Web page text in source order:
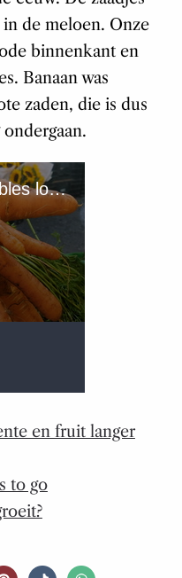
de meloen. Onze
binnenkant en
Banaan was
zaden, die is dus
en fruit langer
to go